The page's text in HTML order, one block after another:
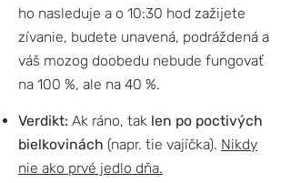
ho nasleduje a o 10:30 hod zažijete
zívanie, budete unavená, podráždená a
váš mozog doobedu nebude fungovať
na 100 %, ale na 40 %.
Verdikt: Ak ráno, tak len po poctivých
bielkovinách (napr. tie vajíčka). Nikdy
nie ako prvé jedlo dňa.